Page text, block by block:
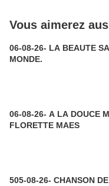
Vous aimerez
06-08-26- LA BEAUTE
MONDE.
06-08-26- A LA DOUCE
FLORETTE MAES
505-08-26- CHANSON